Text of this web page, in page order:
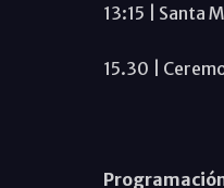
13:15 | Santa
15.30 |